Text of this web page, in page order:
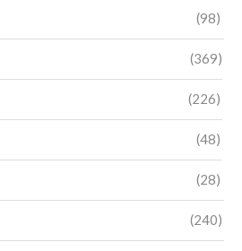
(98)
(369)
(226)
(48)
(28)
(240)